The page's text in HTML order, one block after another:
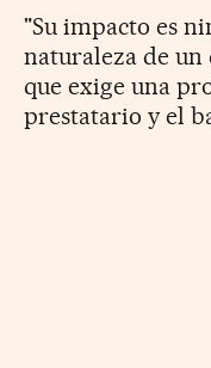
"Su impacto es
naturaleza de
que exige una
prestatario y el